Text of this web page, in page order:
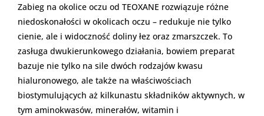
Zabieg na okolice oczu od TEOXANE rozwiązuje różne
niedoskonałości w okolicach oczu – redukuje nie tylko
cienie, ale i widoczność doliny łez oraz zmarszczek. To
zasługa dwukierunkowego działania, bowiem preparat
bazuje nie tylko na sile dwóch rodzajów kwasu
hialuronowego, ale także na właściwościach
biostymulujących aż kilkunastu składników aktywnych, w
tym aminokwasów, minerałów, witamin i